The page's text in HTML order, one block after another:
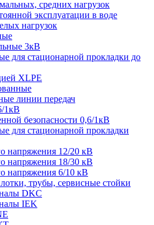
средних нагрузок
эксплуатации в воде
нагрузок
3кВ
для стационарной прокладки до
XLPE
линии передач
1кВ
безопасности 0,6/1кВ
для стационарной прокладки
напряжения 12/20 кВ
напряжения 18/30 кВ
напряжения 6/10 кВ
трубы, сервисные стойки
DKC
IEK